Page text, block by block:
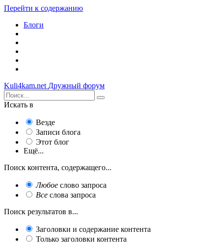
Перейти к содержанию
Блоги
Kuli4kam.net Дружный форум
Искать в
Везде
Записи блога
Этот блог
Ещё...
Поиск контента, содержащего...
Любое слово запроса
Все слова запроса
Поиск результатов в...
Заголовки и содержание контента
Только заголовки контента